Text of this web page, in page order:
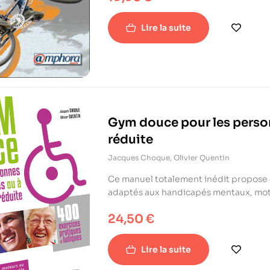
pédagogique, à la fois théorique et
s’initier ou se perfectionner.
Lire la suite
Gym douce pour les
réduite
Jacques Choque, Olivier Quentin
Ce manuel totalement inédit
adaptés aux handicapés mentaux,
d’autonomie.
24,50 €
Lire la suite